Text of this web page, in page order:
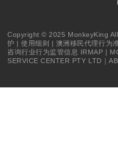
Copyright © 2025 MonkeyKing
护 |使用细则 | 澳洲移民代理行为
咨询行业行为监管信息 IRMAP |
SERVICE CENTER PTY LTD｜